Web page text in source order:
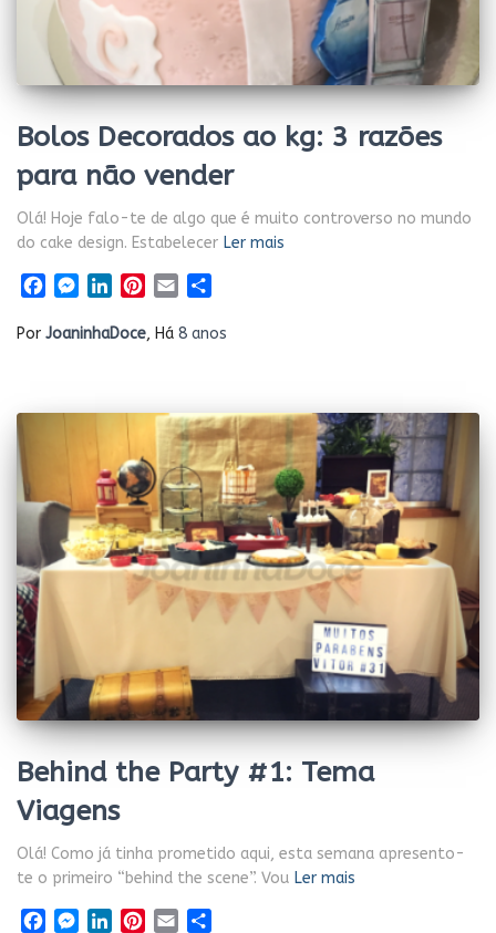
Bolos Decorados ao kg: 3 razões
para não vender
Olá! Hoje falo-te de algo que é muito controverso no mundo
do cake design. Estabelecer Ler mais
Facebook
Messenger
LinkedInPinterest
Email
Por JoaninhaDoce, Há 8 anos
Behind the Party #1: Tema
Viagens
Olá! Como já tinha prometido aqui, esta semana apresento-
te o primeiro “behind the scene”. Vou Ler mais
Facebook
Messenger
LinkedInPinterest
Email